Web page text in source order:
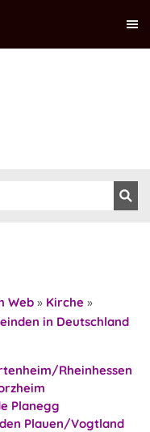
Web » Kirche »
in Deutschland
Rheinhessen
Planegg
Plauen/Vogtland